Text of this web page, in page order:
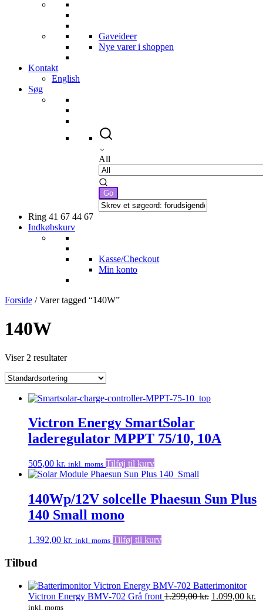
Gaveideer
Nye varer i shoppen
Kontakt
English
Søg
All
Ring 41 67 44 67
Indkøbskurv
Kasse/Checkout
Min konto
Forside / Varer tagged “140W”
140W
Viser 2 resultater
Victron Energy SmartSolar
laderegulator MPPT 75/10, 10A
505,00 kr. inkl. moms Tilføj til kurv
140Wp/12V solcelle Phaesun Sun Plus
140 Small mono
1.392,00 kr. inkl. moms Tilføj til kurv
Tilbud
Batterimonitor
Victron Energy BMV-702 Grå front 1.299,00kr. Den
1.099,00 kr.
inkl. moms